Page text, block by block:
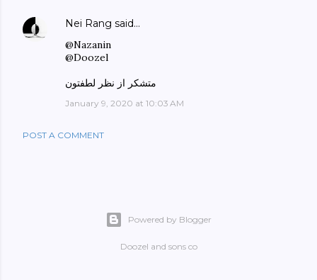
Nei Rang said…
@Nazanin
@Doozel
متشکر از نظر لطفتون
January 9, 2020 at 10:03 AM
POST A COMMENT
Powered by Blogger
Doozel and sons co